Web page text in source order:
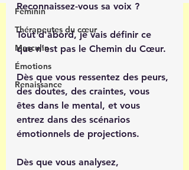
Féminin
Thérapeutes du cœur
Masculin
Émotions
Renaissance
Reconnaissez-vous sa voix ?
Tout d'abord, je vais définir ce
que n'est pas le Chemin du Cœur.
Dès que vous ressentez des peurs,
des doutes, des craintes, vous
êtes dans le mental, et vous
entrez dans des scénarios
émotionnels de projections.
Dès que vous analysez,